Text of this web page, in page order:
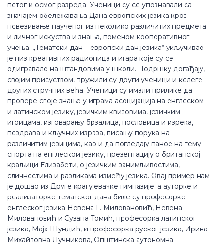
петог и осмог разреда. Ученици су се упознавали са
значајем обележавања Дана европских језика кроз
повезивање наученог из неколико различитих предмета
и личног искуства и знања, прменом кооперативног
учења. „Тематски дан – европски дан језика“ укључивао
је низ креативних радионица и игара које су се
одигравале на штандовима у школи. Подршку догађају,
својим присуством, пружили су други ученици и колеге
других стручних већа. Ученици су имали прилике да
провере своје знање у играма асоцијација на енглеском
и латинском језику, језичким квизовима, језичким
игрицама, изговарању брзалица, пословица и изрека,
поздрава и кључних израза, писању порука на
различитим језицима, као и да погледају паное на тему
спорта на енглеском језику, презентацију о британској
краљици Елизабети, о језичким занимљивостима,
сличностима и разликама измећу језика. Овај пример нам
је дошао из Друге крагујевачке гимназије, а ауторке и
реализаторке тематског дана биле су професорке
енглеског језика Невена Г. Миловановић, Невена
Миловановић и Сузана Томић, професорка латинског
језика, Маја Шундић, и професорка руског језика, Ирина
Михайловна Лучникова, Општинска аутономна